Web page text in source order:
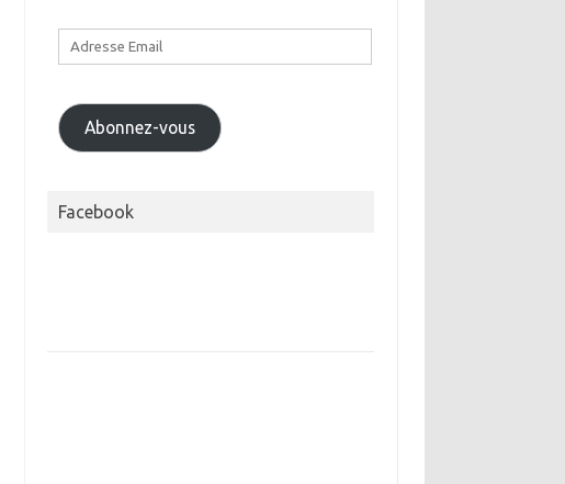
Adresse
Abonnez-vous
Facebook